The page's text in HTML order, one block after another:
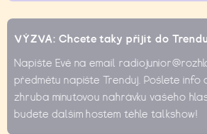
VÝZVA: Chcete taky přijít do
Napište Evě na email
předmětu napište Trenduj. Pošlete
zhruba minutovou nahrávku vašeho
budete dalším hostem téhle talkshow!